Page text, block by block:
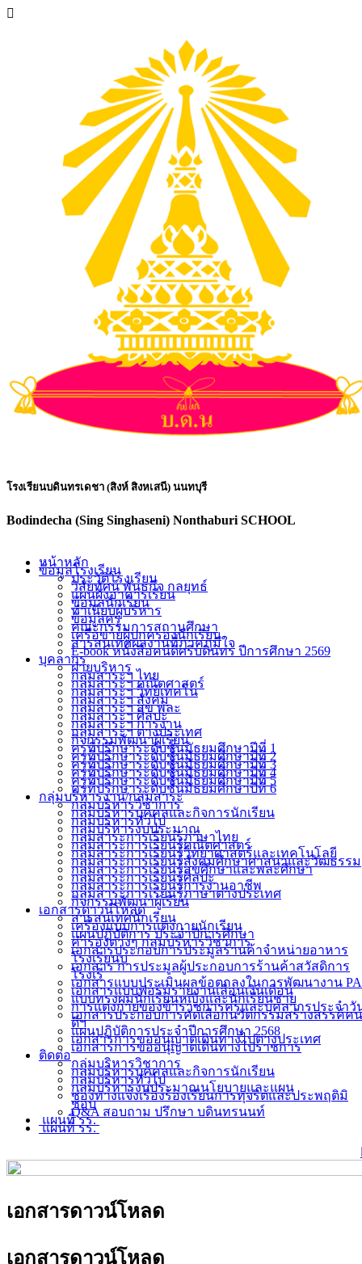
โรงเรียนบดินทรเดชา (สิงห์ สิงหเสนี) นนทบุรี
Bodindecha (Sing Singhaseni) Nonthaburi SCHOOL
หน้าหลัก
ข้อมูลโรงเรียน
ประวัติโรงเรียน
วิสัยทัศน์ พันธกิจ กลยุทธ์
แผนผังอาคารเรียน
ข้อมูลนักเรียน
ทำเนียบผู้บริหาร
ข้อมูลครู
คณะกรรมการสถานศึกษา
เครือข่ายผู้ปกครองนักเรียน
สารสนเทศผลงานที่ภาคภูมิใจ
E-book หนังสือคนดีศรีบดินทร ปีการศึกษา 2569
บุคลากร
ฝ่ายบริหาร
กลุ่มสาระฯ ไทย
กลุ่มสาระฯ คณิตศาสตร์
กลุ่มสาระฯ วิทย์เทคโน
กลุ่มสาระฯ สังคม
กลุ่มสาระฯ สุข พละ
กลุ่มสาระฯ ศิลปะ
กลุ่มสาระฯ การงาน
กลุ่มสาระฯ ต่างประเทศ
กิจกรรมพัฒนาผู้เรียน
ครูที่ปรึกษาระดับชั้นมัธยมศึกษาปีที่ 1
ครูที่ปรึกษาระดับชั้นมัธยมศึกษาปีที่ 2
ครูที่ปรึกษาระดับชั้นมัธยมศึกษาปีที่ 3
ครูที่ปรึกษาระดับชั้นมัธยมศึกษาปีที่ 4
ครูที่ปรึกษาระดับชั้นมัธยมศึกษาปีที่ 5
ครูที่ปรึกษาระดับชั้นมัธยมศึกษาปีที่ 6
กลุ่มบริหารงาน/กลุ่มสาระ
กลุ่มบริหารวิชาการ
กลุ่มบริหารบุคคลและกิจการนักเรียน
กลุ่มบริหารทั่วไป
กลุ่มบริหารงบประมาณ
กลุ่มสาระการเรียนรู้ภาษาไทย
กลุ่มสาระการเรียนรู้คณิตศาสตร์
กลุ่มสาระการเรียนรู้วิทยาศาสตร์และเทคโนโลยี
กลุ่มสาระการเรียนรู้สังคมศึกษาศาสนาและวัฒธรรม
กลุ่มสาระการเรียนรู้สุขศึกษาและพละศึกษา
กลุ่มสาระการเรียนรู้ศิลปะ
กลุ่มสาระการเรียนรู้การงานอาชีพ
กลุ่มสาระการเรียนรู้ภาษาต่างประเทศ
กิจกรรมพัฒนาผู้เรียน
เอกสารดาวน์โหลด
สารสนเทศนักเรียน
เครื่องแบบการแต่งกายนักเรียน
แผนปฏิบัติการ ประจำปีการศึกษา
คำรองต่างๆ กลุ่มบริหารวิชาการ
เอกสารประกอบการประมูลร้านค้าจำหน่ายอาหาร
โรงเรียนบ
เอกสาร การประมูลผู้ประกอบการร้านค้าสวัสดิการ
โรงเรี
เอกสารแบบประเมินผลข้อตกลงในการพัฒนางาน PA
เอกสารแบบฟอร์มรายงานเลื่อนเงินเดือน
แบบทรงผมนักเรียนหญิงและนักเรียนชาย
การแต่งกายของข้าราชการครูและบุคลากรประจำวั
เอกสารประกอบการคัดเลือกนวัตกรรมสร้างสรรค์คน
ดีฯ
แผนปฏิบัติการประจำปีการศึกษา 2568
เอกสารการขออนุญาตเดินทางไปต่างประเทศ
เอกสารการขออนุญาตเดินทางไปราชการ
ติดต่อ
กลุ่มบริหารวิชาการ
กลุ่มบริหารบุคคลและกิจการนักเรียน
กลุ่มบริหารทั่วไป
กลุ่มบริหารงบประมาณนโยบายและแผน
ช่องทางแจ้งเรื่องร้องเรียนการทุจริตและประพฤติมิ
ชอบ
Q&A สอบถาม ปรึกษา บดินทรนนท์
แผนที่ รร.
แผนที่ รร.
เอกสารดาวน์โหลด
เอกสารดาวน์โหลด